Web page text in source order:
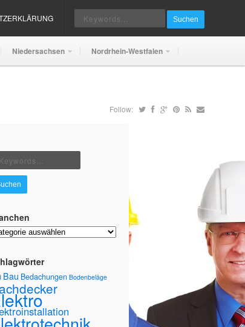
Suchen
Niedersachsen Nordrhein-Westfalen
Follow:
Bau Bedachungen Bodenbeläge